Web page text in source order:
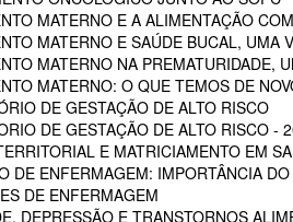
MATERNO E A ALIMENTAÇÃO
MATERNO E SAÚDE BUCAL, UMA
MATERNO NA PREMATURIDADE,
MATERNO: O QUE TEMOS DE
DE GESTAÇÃO DE ALTO RISCO
DE GESTAÇÃO DE ALTO RISCO -
E MATRICIAMENTO EM
DE ENFERMAGEM: IMPORTÂNCIA
DE ENFERMAGEM
DEPRESSÃO E TRANSTORNOS